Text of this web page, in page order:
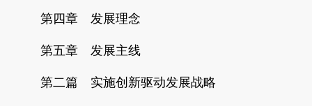
第四章 发展理念
第五章 发展主线
第二篇 实施创新驱动发展战略